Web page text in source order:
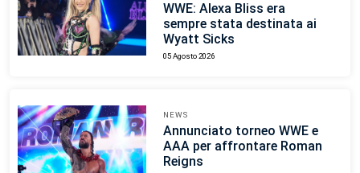
WWE: Alexa Bliss era
sempre stata destinata ai
Wyatt Sicks
05 Agosto 2026
NEWS
Annunciato torneo WWE e
AAA per affrontare Roman
Reigns